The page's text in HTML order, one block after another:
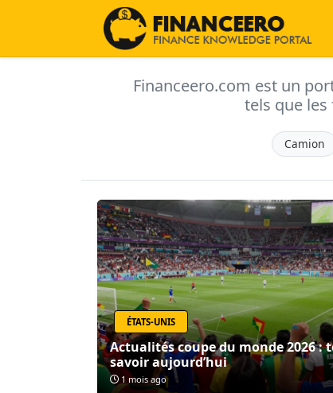
Financeero.com est un
tels que
Camion
ÉTATS-UNIS
Actualités coupe du monde 2026 :
savoir aujourd’hui
1 mois ago